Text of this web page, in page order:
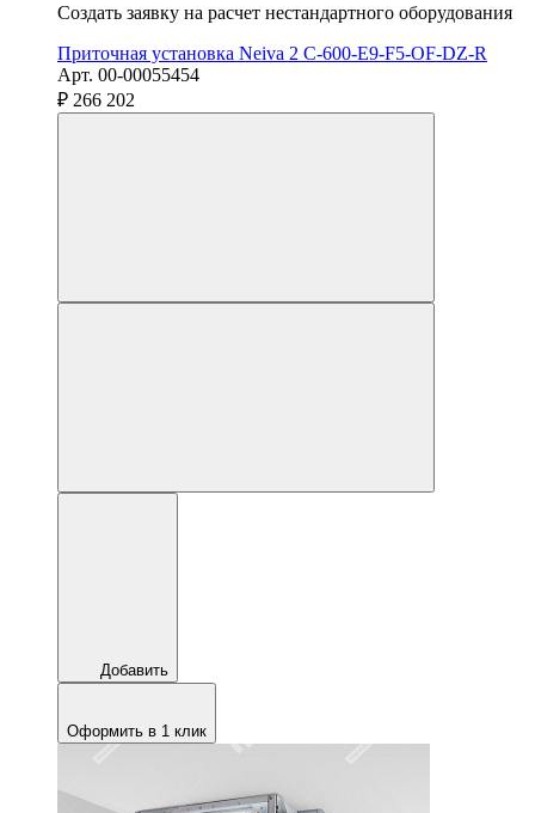
Создать заявку на расчет нестандартного оборудования
Приточная установка Neiva 2 C-600-E9-F5-OF-DZ-R
Арт. 00-00055454
₽ 266 202
Добавить
Оформить в 1 клик